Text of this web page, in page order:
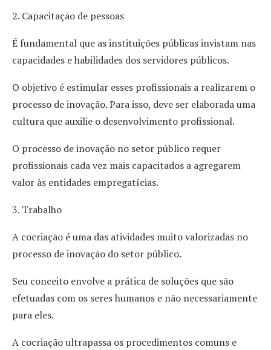
2. Capacitação de pessoas
É fundamental que as instituições públicas invistam nas
capacidades e habilidades dos servidores públicos.
O objetivo é estimular esses profissionais a realizarem o
processo de inovação. Para isso, deve ser elaborada uma
cultura que auxilie o desenvolvimento profissional.
O processo de inovação no setor público requer
profissionais cada vez mais capacitados a agregarem
valor às entidades empregatícias.
3. Trabalho
A cocriação é uma das atividades muito valorizadas no
processo de inovação do setor público.
Seu conceito envolve a prática de soluções que são
efetuadas com os seres humanos e não necessariamente
para eles.
A cocriação ultrapassa os procedimentos comuns e